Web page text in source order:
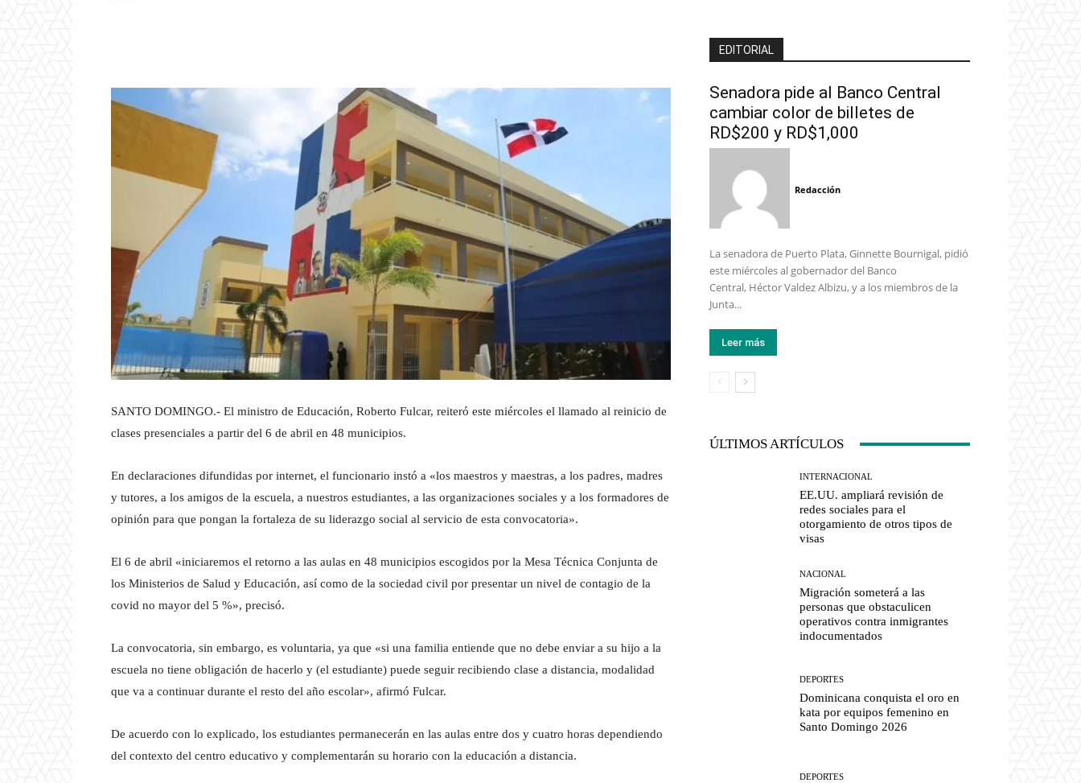
SANTO DOMINGO.- El ministro de Educación, Roberto Fulcar, reiteró este miércoles el llamado al reinicio de
clases presenciales a partir del 6 de abril en 48 municipios.
En declaraciones difundidas por internet, el funcionario instó a «los maestros y maestras, a los padres, madres
y tutores, a los amigos de la escuela, a nuestros estudiantes, a las organizaciones sociales y a los formadores de
opinión para que pongan la fortaleza de su liderazgo social al servicio de esta convocatoria».
El 6 de abril «iniciaremos el retorno a las aulas en 48 municipios escogidos por la Mesa Técnica Conjunta de
los Ministerios de Salud y Educación, así como de la sociedad civil por presentar un nivel de contagio de la
covid no mayor del 5 %», precisó.
La convocatoria, sin embargo, es voluntaria, ya que «si una familia entiende que no debe enviar a su hijo a la
escuela no tiene obligación de hacerlo y (el estudiante) puede seguir recibiendo clase a distancia, modalidad
que va a continuar durante el resto del año escolar», afirmó Fulcar.
De acuerdo con lo explicado, los estudiantes permanecerán en las aulas entre dos y cuatro horas dependiendo
del contexto del centro educativo y complementarán su horario con la educación a distancia.
EDITORIAL
Senadora pide al Banco Central
cambiar color de billetes de
RD$200 y RD$1,000
Redacción
La senadora de Puerto Plata, Ginnette Bournigal, pidió
este miércoles al gobernador del Banco
Central, Héctor Valdez Albizu, y a los miembros de la
Junta...
Leer más
ÚLTIMOS ARTÍCULOS
INTERNACIONAL
EE.UU. ampliará revisión de
redes sociales para el
otorgamiento de otros tipos de
visas
NACIONAL
Migración someterá a las
personas que obstaculicen
operativos contra inmigrantes
indocumentados
DEPORTES
Dominicana conquista el oro en
kata por equipos femenino en
Santo Domingo 2026
DEPORTES